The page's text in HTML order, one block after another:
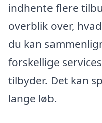
indhente flere
overblik over,
du kan
forskellige
tilbyder. Det kan
lange løb.